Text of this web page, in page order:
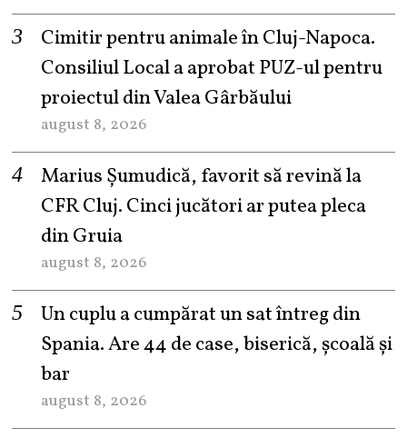
Cimitir pentru animale în Cluj-Napoca.
Consiliul Local a aprobat PUZ-ul pentru
proiectul din Valea Gârbăului
august 8, 2026
Marius Șumudică, favorit să revină la
CFR Cluj. Cinci jucători ar putea pleca
din Gruia
august 8, 2026
Un cuplu a cumpărat un sat întreg din
Spania. Are 44 de case, biserică, școală și
bar
august 8, 2026